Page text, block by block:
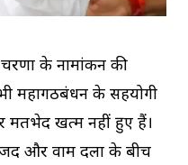
चरणों के नामांकन की
महागठबंधन के सहयोगी
मतभेद खत्म नहीं हुए हैं।
और वाम दलों के बीच